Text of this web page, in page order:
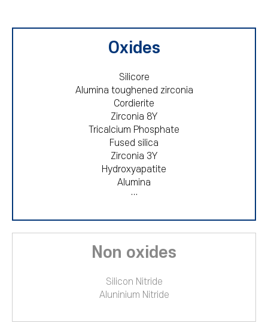
Oxides
Silicore
Alumina toughened zirconia
Cordierite
Zirconia 8Y
Tricalcium Phosphate
Fused silica
Zirconia 3Y
Hydroxyapatite
Alumina
…
Non oxides
Silicon Nitride
Aluninium Nitride